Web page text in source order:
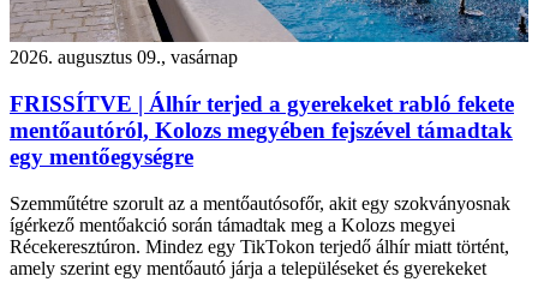
2026. augusztus 09., vasárnap
FRISSÍTVE | Álhír terjed a gyerekeket rabló fekete
mentőautóról, Kolozs megyében fejszével támadtak
egy mentőegységre
Szemműtétre szorult az a mentőautósofőr, akit egy szokványosnak
ígérkező mentőakció során támadtak meg a Kolozs megyei
Récekeresztúron. Mindez egy TikTokon terjedő álhír miatt történt,
amely szerint egy mentőautó járja a településeket és gyerekeket